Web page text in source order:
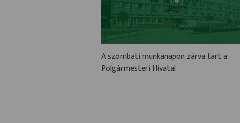
A szombati munkanapon zárva tart a
Polgármesteri Hivatal